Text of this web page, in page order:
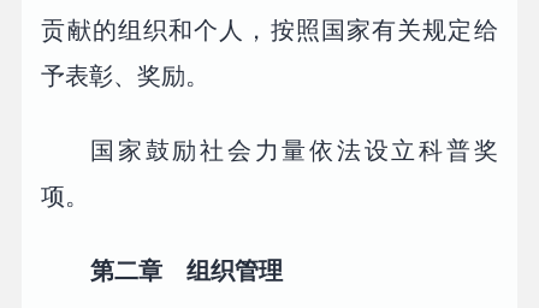
贡献的组织和个人，按照国家有关规定给
予表彰、奖励。
国家鼓励社会力量依法设立科普奖
项。
第二章 组织管理